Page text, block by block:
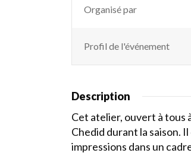
Organisé par
Profil de l'événement
Description
Cet atelier, ouvert à tous
Chedid durant la saison.
impressions dans un